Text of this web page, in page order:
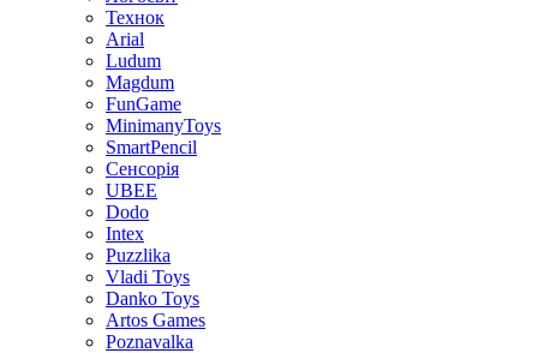
Технок
Arial
Ludum
Magdum
FunGame
MinimanyToys
SmartPencil
Сенсорія
UBEE
Dodo
Intex
Puzzlika
Vladi Toys
Danko Toys
Artos Games
Poznavalka